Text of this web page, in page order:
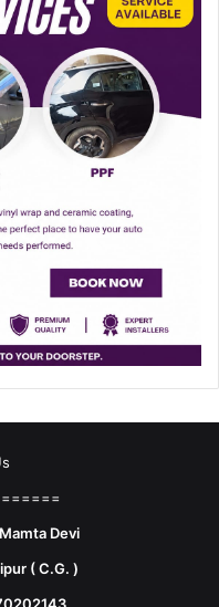
Devi
( C.G. )